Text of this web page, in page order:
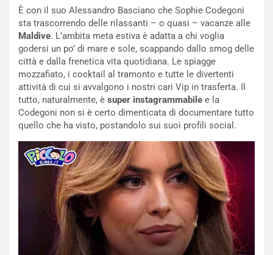
È con il suo Alessandro Basciano che Sophie Codegoni
sta trascorrendo delle rilassanti – o quasi – vacanze alle
Maldive. L’ambita meta estiva è adatta a chi voglia
godersi un po’ di mare e sole, scappando dallo smog delle
città e dalla frenetica vita quotidiana. Le spiagge
mozzafiato, i cocktail al tramonto e tutte le divertenti
attività di cui si avvalgono i nostri cari Vip in trasferta. Il
tutto, naturalmente, è super instagrammabile e la
Codegoni non si è certo dimenticata di documentare tutto
quello che ha visto, postandolo sui suoi profili social.